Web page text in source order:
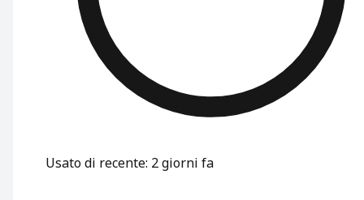
Usato di recente: 2 giorni fa